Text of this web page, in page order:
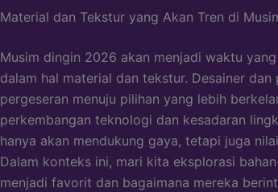
Material dan Tekstur yang Akan Tren di
Musim dingin 2026 akan menjadi waktu
dalam hal material dan tekstur. Desainer
pergeseran menuju pilihan yang lebih
perkembangan teknologi dan kesadaran
hanya akan mendukung gaya, tetapi juga
Dalam konteks ini, mari kita eksplorasi
menjadi favorit dan bagaimana mereka